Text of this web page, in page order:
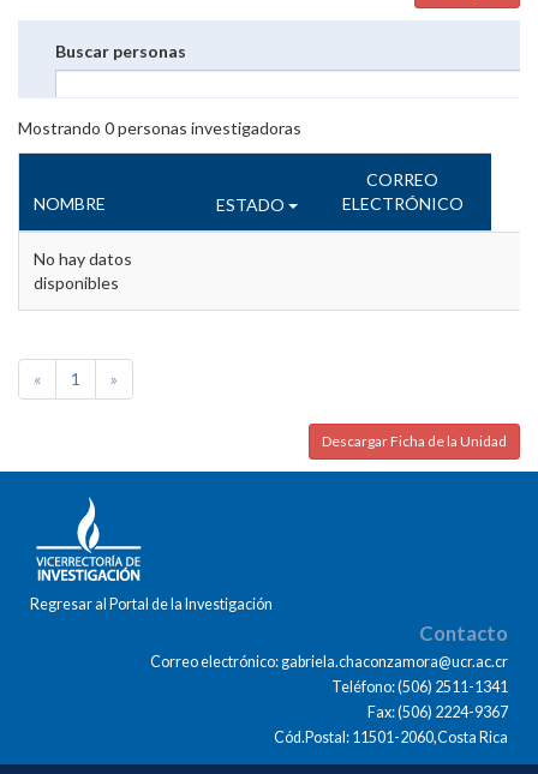
Buscar personas
Mostrando 0personas investigadoras
NOMBRE ESTADO
CORREO
ELECTRÓNICO
No hay datos
disponibles
« 1 »
Descargar Ficha de la Unidad
Regresar al Portal de la Investigación
Contacto
Correo electrónico: gabriela.chaconzamora@ucr.ac.cr
Teléfono: (506) 2511-1341
Fax: (506) 2224-9367
Cód.Postal: 11501-2060,Costa Rica